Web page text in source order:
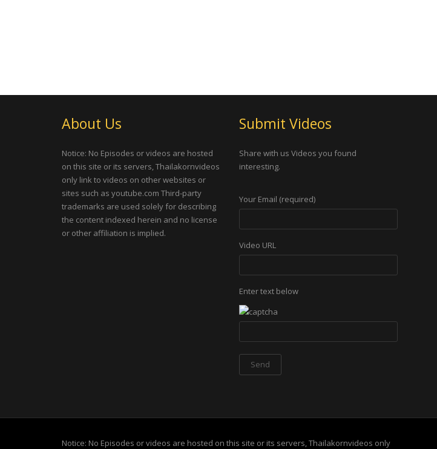
About Us
Notice: No Episodes or videos are hosted
on this site or its servers, Thailakornvideos
only link to videos on other websites or
sites such as youtube.com Third-party
trademarks are used solely for describing
the content indexed herein and no license
or other affiliation is implied.
Submit Videos
Share with us Videos you found
interesting.
Your Email (required)
Video URL
Enter text below
Notice: No Episodes or videos are hosted on this site or its servers, Thailakornvideos only